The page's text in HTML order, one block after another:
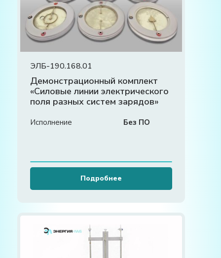
ЭЛБ-190.168.01
Демонстрационный комплект
«Силовые линии электрического
поля разных систем зарядов»
Исполнение Без ПО
Подробнее